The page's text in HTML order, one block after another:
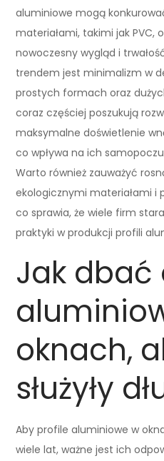
aluminiowe mogą
materiałami, takimi jak PVC,
nowoczesny wygląd i
trendem jest minimalizm w
prostych formach oraz
coraz częściej poszukują
maksymalne doświetlenie
co wpływa na ich
Warto również zauważyć
ekologicznymi materiałami i
co sprawia, że wiele firm
praktyki w produkcji profili
Jak dbać
oknach,
służyły
Aby profile aluminiowe w
wiele lat, ważne jest ich